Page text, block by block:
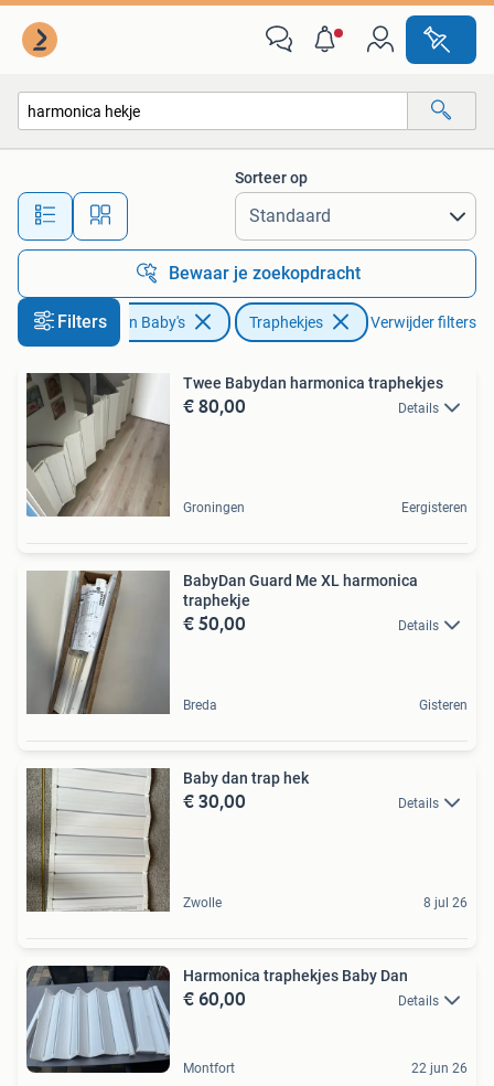
Alle afstanden…
Sorteer op
Bewaar je zoekopdracht
Filters
Kinderen en Baby's Traphekjes Verwijder filters
Twee Babydan harmonica traphekjes
€ 80,00 Details
Groningen Eergisteren
BabyDan Guard Me XL harmonica
traphekje
€ 50,00 Details
Breda Gisteren
Baby dan trap hek
€ 30,00 Details
Zwolle 8 jul 26
Harmonica traphekjes Baby Dan
€ 60,00 Details
Montfort 22 jun 26